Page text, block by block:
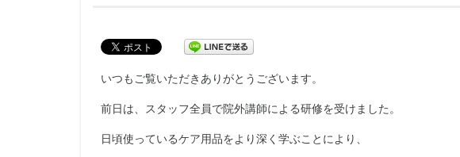
いつもご覧いただきありがとうございます。
前日は、スタッフ全員で院外講師による研修を受けました。
日頃使っているケア用品をより深く学ぶことにより、